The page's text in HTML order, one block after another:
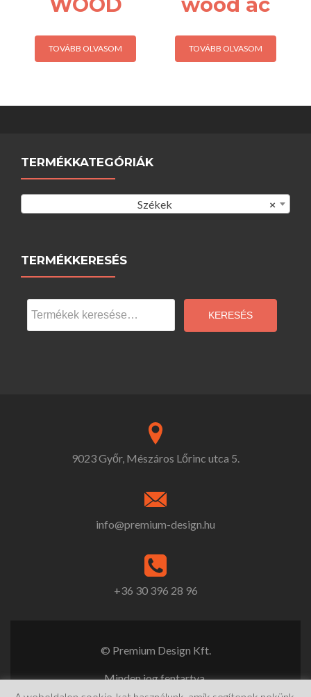
TOVÁBB OLVASOM TOVÁBB OLVASOM
TERMÉKKATEGÓRIÁK
×
Székek
TERMÉKKERESÉS
Keresés
a
KERESÉS
9023 Győr, Mészáros Lőrinc utca 5.
info@premium-design.hu
+36 30 396 28 96
© Premium Design Kft.
Minden jog fentartva.